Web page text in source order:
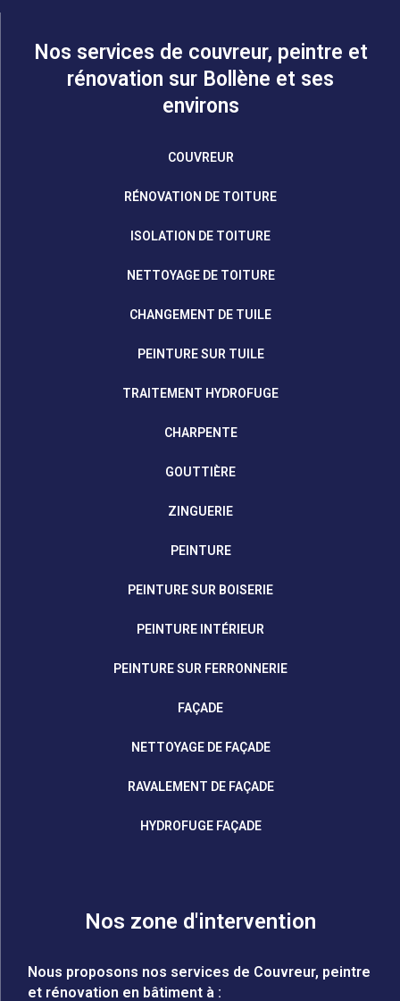
Nos services de couvreur, peintre et
rénovation sur Bollène et ses
environs
COUVREUR
RÉNOVATION DE TOITURE
ISOLATION DE TOITURE
NETTOYAGE DE TOITURE
CHANGEMENT DE TUILE
PEINTURE SUR TUILE
TRAITEMENT HYDROFUGE
CHARPENTE
GOUTTIÈRE
ZINGUERIE
PEINTURE
PEINTURE SUR BOISERIE
PEINTURE INTÉRIEUR
PEINTURE SUR FERRONNERIE
FAÇADE
NETTOYAGE DE FAÇADE
RAVALEMENT DE FAÇADE
HYDROFUGE FAÇADE
Nos zone d'intervention
Nous proposons nos services de Couvreur, peintre
et rénovation en bâtiment à :